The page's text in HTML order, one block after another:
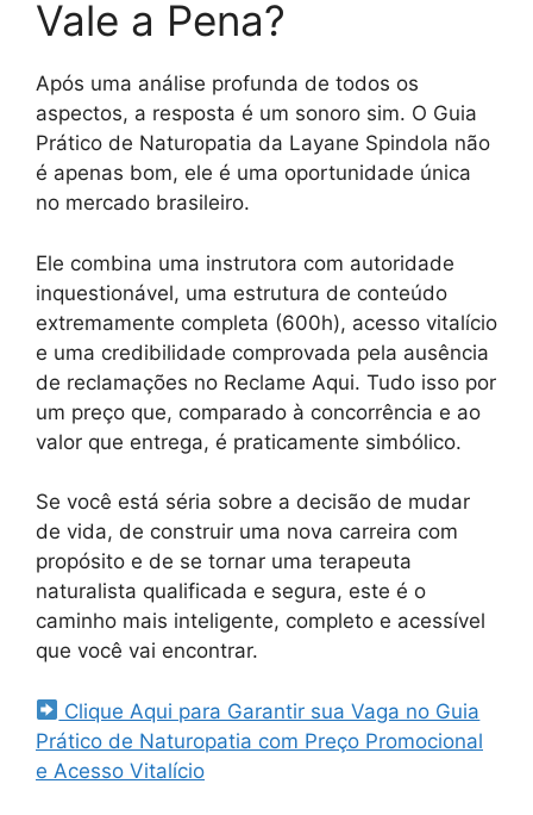
Vale a Pena?
Após uma análise profunda de todos os
aspectos, a resposta é um sonoro sim. O Guia
Prático de Naturopatia da Layane Spindola não
é apenas bom, ele é uma oportunidade única
no mercado brasileiro.
Ele combina uma instrutora com autoridade
inquestionável, uma estrutura de conteúdo
extremamente completa (600h), acesso vitalício
e uma credibilidade comprovada pela ausência
de reclamações no Reclame Aqui. Tudo isso por
um preço que, comparado à concorrência e ao
valor que entrega, é praticamente simbólico.
Se você está séria sobre a decisão de mudar
de vida, de construir uma nova carreira com
propósito e de se tornar uma terapeuta
naturalista qualificada e segura, este é o
caminho mais inteligente, completo e acessível
que você vai encontrar.
Clique Aqui para Garantir sua Vaga no Guia
Prático de Naturopatia com Preço Promocional
e Acesso Vitalício